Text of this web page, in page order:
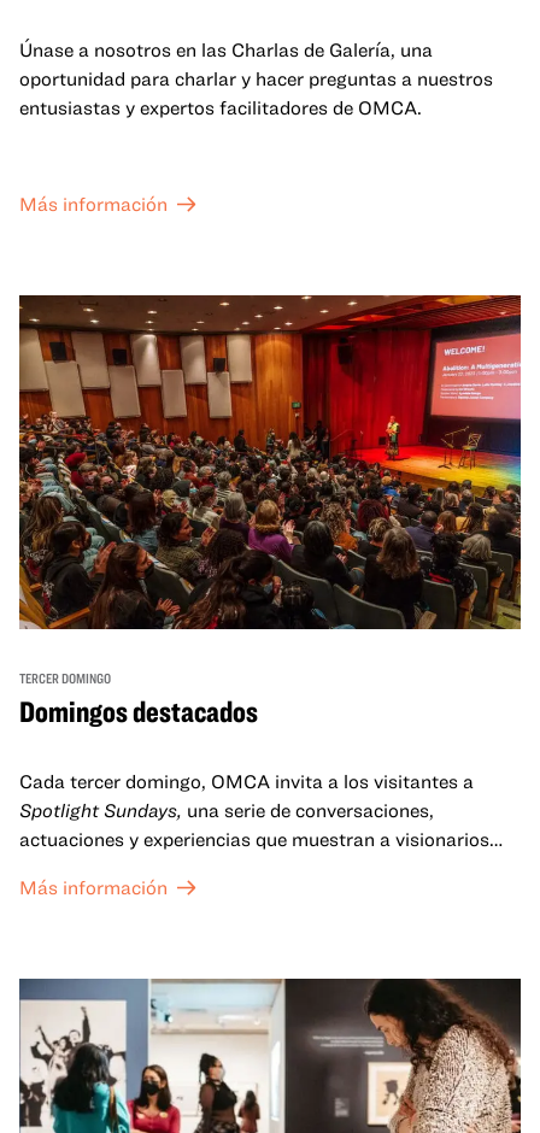
Únase a nosotros en las Charlas de Galería, una
oportunidad para charlar y hacer preguntas a nuestros
entusiastas y expertos facilitadores de OMCA.
Más información
TERCER DOMINGO
Domingos destacados
Cada tercer domingo, OMCA invita a los visitantes a
Spotlight Sundays, una serie de conversaciones,
actuaciones y experiencias que muestran a visionarios
Más información